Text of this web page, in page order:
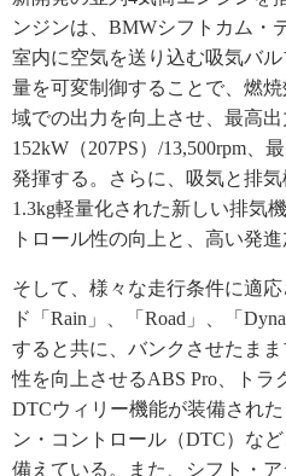
ンジンは、BMWシフトカム・
室内に空気を送り込む吸気バ
量を可変制御することで、燃
域での出力を向上させ、最高出
152kW（207PS）/13,500rpm、
発揮する。さらに、吸気と排気
1.3kg軽量化された新しい排気
トロール性の向上と、高い発
そして、様々な走行条件に適
ド「Rain」、「Road」、「
すると共に、バンクさせたま
性を向上させるABS Pro、トラ
DTCウィリー機能が装備され
ン・コントロール（DTC）な
備えている。また、シフト・